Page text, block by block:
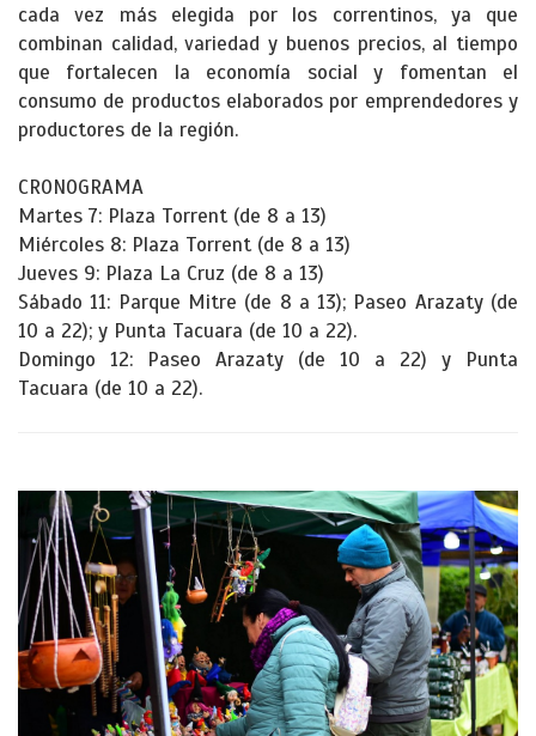
cada vez más elegida por los correntinos, ya que
combinan calidad, variedad y buenos precios, al tiempo
que fortalecen la economía social y fomentan el
consumo de productos elaborados por emprendedores y
productores de la región.
CRONOGRAMA
Martes 7: Plaza Torrent (de 8 a 13)
Miércoles 8: Plaza Torrent (de 8 a 13)
Jueves 9: Plaza La Cruz (de 8 a 13)
Sábado 11: Parque Mitre (de 8 a 13); Paseo Arazaty (de
10 a 22); y Punta Tacuara (de 10 a 22).
Domingo 12: Paseo Arazaty (de 10 a 22) y Punta
Tacuara (de 10 a 22).